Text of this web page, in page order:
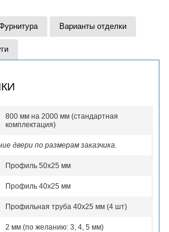
Варианты отделки
800 мм на 2000 мм (стандартная
комплектация)
двери по размерам заказчика.
Профиль 50x25 мм
Профиль 40x25 мм
Профильная труба 40х25 мм (4 шт)
2 мм (по желанию: 3, 4, 5 мм)